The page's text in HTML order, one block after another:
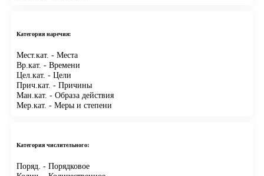
Категория наречия:
Мест.кат. - Места
Вр.кат. - Времени
Цел.кат. - Цели
Прич.кат. - Причины
Ман.кат. - Образа действия
Мер.кат. - Меры и степени
Категория числительного:
Поряд. - Порядковое